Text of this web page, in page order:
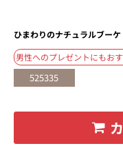
ひまわりのナチュラルブー
男性へのプレゼントにもお
525335